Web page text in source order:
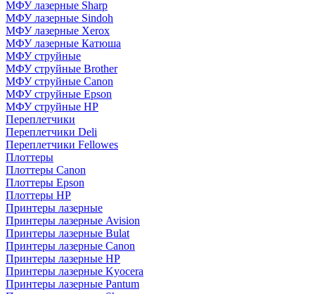
МФУ лазерные Sharp
МФУ лазерные Sindoh
МФУ лазерные Xerox
МФУ лазерные Катюша
МФУ струйные
МФУ струйные Brother
МФУ струйные Canon
МФУ струйные Epson
МФУ струйные HP
Переплетчики
Переплетчики Deli
Переплетчики Fellowes
Плоттеры
Плоттеры Canon
Плоттеры Epson
Плоттеры HP
Принтеры лазерные
Принтеры лазерные Avision
Принтеры лазерные Bulat
Принтеры лазерные Canon
Принтеры лазерные HP
Принтеры лазерные Kyocera
Принтеры лазерные Pantum